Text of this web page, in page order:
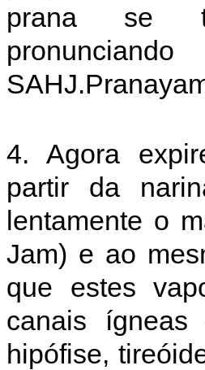
prana se
4. Agora
partir da
lentamente o
Jam) e ao
que estes
canais
hipófise,